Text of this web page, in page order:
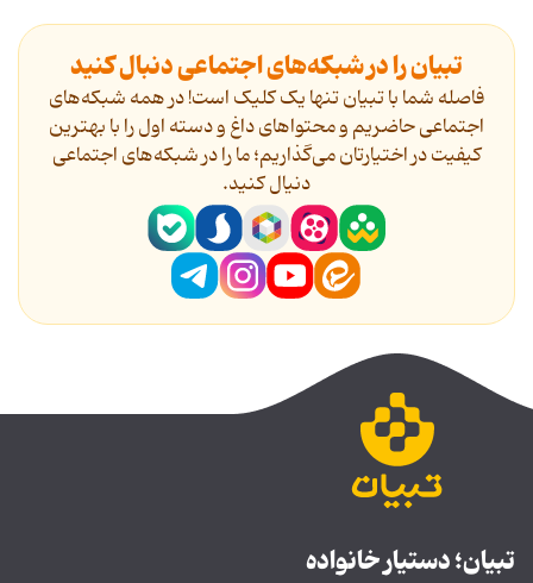
تبیان را در شبکه‌های اجتماعی دنبال کنید
فاصله شما با تبیان تنها یک کلیک است! در همه شبکه‌های
اجتماعی حاضریم و محتواهای داغ و دسته اول را با بهترین
کیفیت در اختیارتان می‌گذاریم؛ ما را در شبکه‌های اجتماعی
دنیال کنید.
تبیان؛ دستیار خانواده